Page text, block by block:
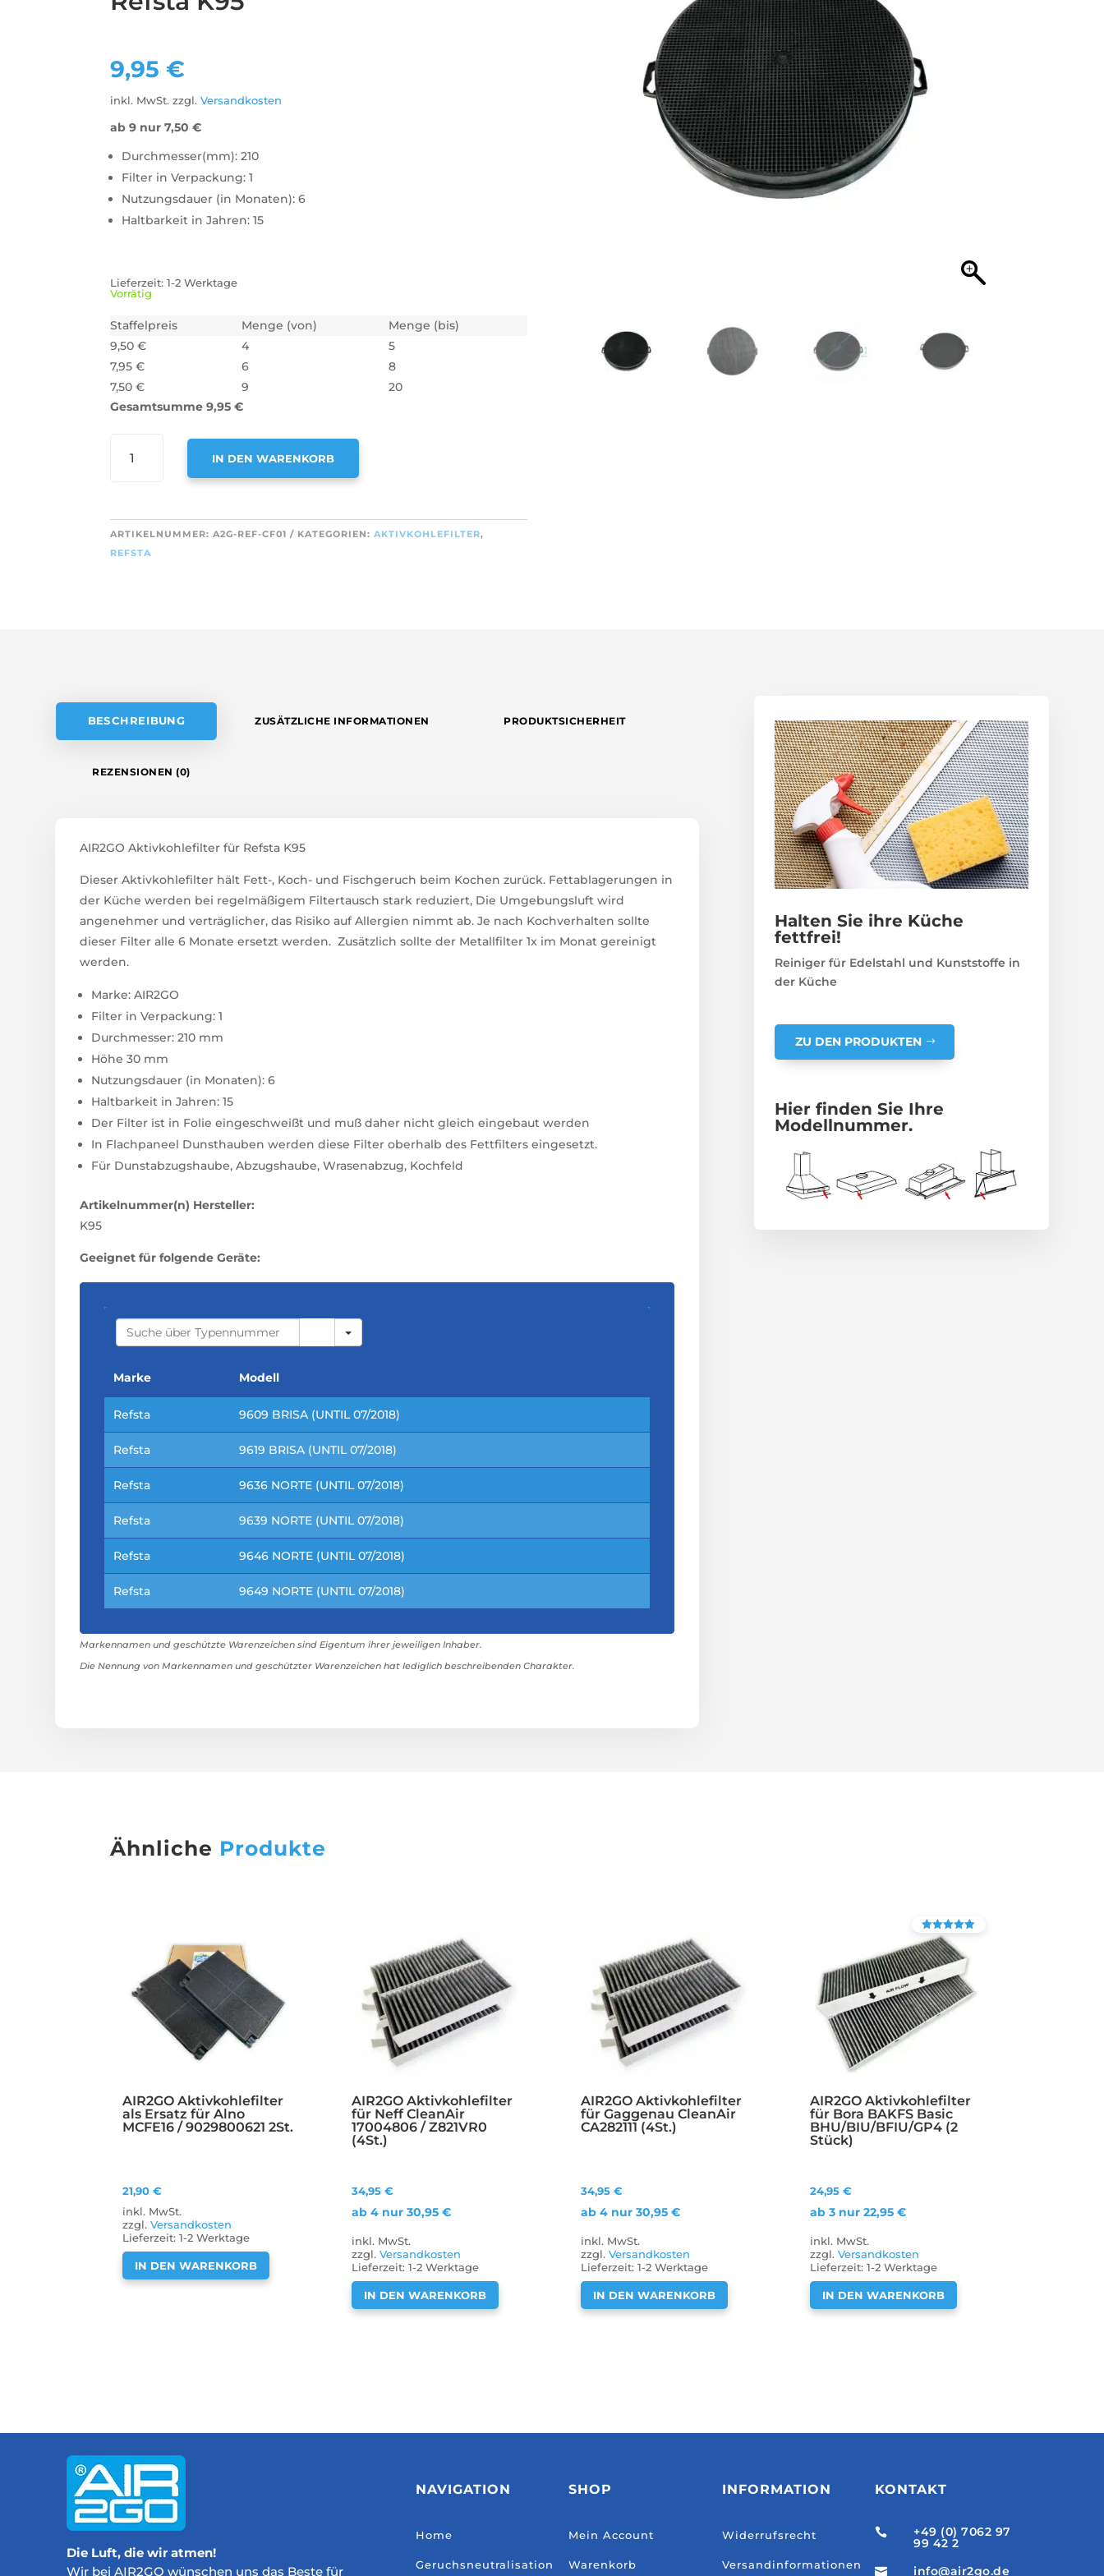
9,95€
inkl. MwSt. zzgl.Versandkosten
ab 9 nur7,50€
Durchmesser(mm): 210
Filter in Verpackung: 1
Nutzungsdauer (in Monaten): 6
Haltbarkeit in Jahren: 15
Lieferzeit:1-2 Werktage
Vorrätig
Staffelpreis Menge (von)
Menge (bis)
9,50€ 4
5
7,95€ 6
8
7,50€ 9
20
Gesamtsumme 9,95€
AKTIVKOHLEFILTER
K95
MENGE
IN DEN WARENKORB
T
E
ARTIKELNUMMER:A2G-REF-CF01 KATEGORIEN:AKTIVKOHLEFILTER,
REFSTA
BESCHREIBUNG ZUSÄTZLICHE INFORMATIONEN PRODUKTSICHERHEIT
REZENSIONEN (0)
AIR2GO Aktivkohlefilter für Refsta K95
Dieser Aktivkohlefilter hält Fett-, Koch- und Fischgeruch beim Kochen zurück. Fettablagerungen in
der Küche werden bei regelmäßigem Filtertausch stark reduziert, Die Umgebungsluft wird
angenehmer und verträglicher, das Risiko auf Allergien nimmt ab. Je nach Kochverhalten sollte
dieser Filter alle 6 Monate ersetzt werden. Zusätzlich sollte der Metallfilter 1x im Monat gereinigt
werden.
Marke: AIR2GO
Filter in Verpackung: 1
Durchmesser: 210 mm
Höhe 30 mm
Nutzungsdauer (in Monaten): 6
Haltbarkeit in Jahren: 15
Der Filter ist in Folie eingeschweißt und muß daher nicht gleich eingebaut werden
In Flachpaneel Dunsthauben werden diese Filter oberhalb des Fettfilters eingesetzt.
Für Dunstabzugshaube, Abzugshaube, Wrasenabzug, Kochfeld
Artikelnummer(n) Hersteller:
K95
Geeignet für folgende Geräte:
S
A
C
H
Marke Modell
Refsta 9609 BRISA (UNTIL 07/2018)
Refsta 9619 BRISA (UNTIL 07/2018)
Refsta 9636 NORTE (UNTIL 07/2018)
Refsta 9639 NORTE (UNTIL 07/2018)
Refsta 9646 NORTE (UNTIL 07/2018)
Refsta 9649 NORTE (UNTIL 07/2018)
Markennamen und geschützte Warenzeichen sind Eigentum ihrer jeweiligen Inhaber.
Die Nennung von Markennamen und geschützter Warenzeichen hat lediglich beschreibenden Charakter.
Halten Sie ihre Küche
fettfrei!
Reiniger für Edelstahl und Kunststoffe in
der Küche
ZU DEN PRODUKTEN
Hier finden Sie Ihre
Modellnummer.
Ähnliche Produkte
AIR2GO Aktivkohlefilter
als Ersatz für Alno
MCFE16 / 9029800621 2St.
21,90€
inkl. MwSt.
zzgl.Versandkosten
Lieferzeit:1-2 Werktage
IN DEN WARENKORB
AIR2GO Aktivkohlefilter
für Neff CleanAir
17004806 / Z821VR0
(4St.)
34,95€
ab 4 nur30,95€
inkl. MwSt.
zzgl.Versandkosten
Lieferzeit:1-2 Werktage
IN DEN WARENKORB
AIR2GO Aktivkohlefilter
für Gaggenau CleanAir
CA282111 (4St.)
34,95€
ab 4 nur30,95€
inkl. MwSt.
zzgl.Versandkosten
Lieferzeit:1-2 Werktage
IN DEN WARENKORB
AIR2GO Aktivkohlefilter
für Bora BAKFS Basic
BHU/BIU/BFIU/GP4 (2
Stück)
Bewertet mit
4.90
von 5
24,95€
ab 3 nur22,95€
inkl. MwSt.
zzgl.Versandkosten
Lieferzeit:1-2 Werktage
IN DEN WARENKORB
Die Luft, die wir atmen!
Wir bei AIR2GO wünschen uns das Beste für
NAVIGATION
Home
Geruchsneutralisation
SHOP
Mein Account
Warenkorb
INFORMATION
Widerrufsrecht
Versandinformationen
KONTAKT
 +49 (0) 7062 97
99 42 2
 info@air2go.de